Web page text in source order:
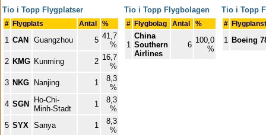
Tio i Topp Flygplatser
# Flygplats Antal %
1 CAN Guangzhou 5 41,7
%
2 KMG Kunming 2 16,7
%
3 NKG Nanjing 1
8,3
%
4 SGN
Ho-Chi-
Minh-Stadt
1
8,3
%
5 SYX Sanya 1
8,3
%
Tio i Topp Flygbolagen
# Flygbolag Antal %
1
China
Southern
Airlines
6
100,0
%
Tio i Topp
#
1 Boeing